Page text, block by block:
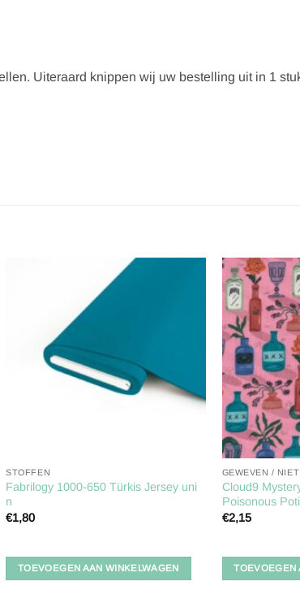
Uiteraard knippen wij uw bestelling uit in 1
STOFFEN
Fabrilogy 1000-650 Türkis Jersey uni
n
€1,80
TOEVOEGEN AAN WINKELWAGEN
GEWEVEN /
Cloud9
Poisonous
€2,15
TOEVOEGEN